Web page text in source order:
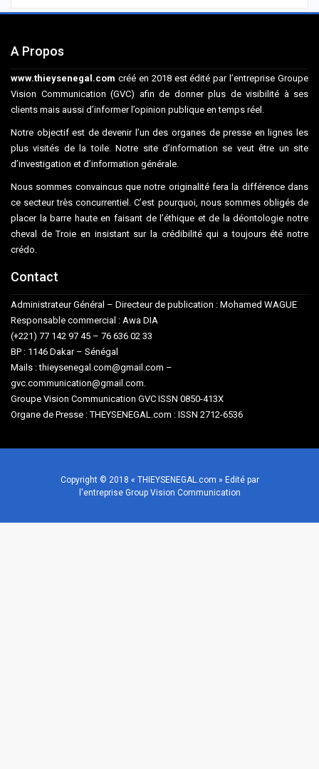
A Propos
www.thieysenegal.com créé en 2018 est édité par l’entreprise Groupe
Vision Communication (GVC) afin de donner plus de visibilité à ses
clients mais aussi d’informer l’opinion publique en temps réel.
Notre objectif est de devenir l’un des organes de presse en lignes les
plus visités de la toile. Notre site d’information se veut être un site
d’investigation et d’information générale.
Nous sommes convaincus que notre originalité fera la différence dans
ce secteur très concurrentiel. C’est pourquoi, nous sommes obligés de
placer la barre haute en faisant de l’éthique et de la déontologie notre
cheval de Troie en insistant sur la crédibilité qui a toujours été notre
crédo.
Contact
Administrateur Général – Directeur de publication : Mohamed WAGUE
Responsable commercial : Awa DIA
(+221) 77 142 97 45 – 76 636 02 33
BP : 1146 Dakar – Sénégal
Mails : thieysenegal.com@gmail.com –
gvc.communication@gmail.com.
Groupe Vision Communication GVC ISSN 0850-413X
Organe de Presse : THEYSENEGAL.com : ISSN 2712-6536
Copyright © 2018 « THIEYSENEGAL.com » Edité par
l'entreprise Group Vision Communication